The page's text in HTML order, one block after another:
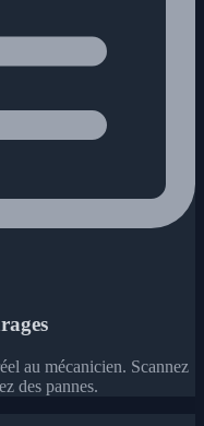
au mécanicien. Scannez
des pannes.